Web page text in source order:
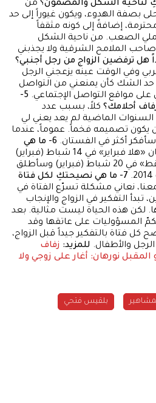
لناحية الشكل والمضمون؟ من
بصفة الهدوء، ويكون غيوراً إلى حد
إضافةً إلى كونه مثقفاً
الصعب. من ناحية الشكل
صاحب الملامح الشرقية ولا يجذبني
وفي الوقت عينه يزعجني الرجل
حد الشك كأن يمنعني من التواصل
مواقع التواصل الإجتماعي.
5-
أحلامك؟ كلاً، بسبب عدد
السنوات الماضية لم يعد يعني لي
يكون تصميمه فخماً. عموماً، عندما
سأفكر أكثر في الفستان.
6- ما هي
أحضرّ لمهرجان «هلا فبراير» في 14 شباط (فبراير)
وسأغني في «مهرجان مسقط» في 20 شباط (فبراير) وسأطلق
7- ما هي نصيحتكِ لكل فتاة
نعاني مشكلة تسرّع الفتاة في
تبدأ التفكير في الزواج والإنجاب
لكن هذه الحياة ليست مثالية. بعد
المسؤوليات على عاتقها وقد
كل فتاة بالتفكير جيداً قبل الزواج،
والأطفال. للمزيد: زفاف
المقبل نورهان: أغار على زوجي ولا
بلقيس فتحي